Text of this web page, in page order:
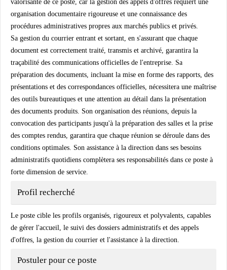
valorisante de ce poste, car la gestion des appels d'offres requiert une
organisation documentaire rigoureuse et une connaissance des
procédures administratives propres aux marchés publics et privés.
Sa gestion du courrier entrant et sortant, en s'assurant que chaque
document est correctement traité, transmis et archivé, garantira la
traçabilité des communications officielles de l'entreprise. Sa
préparation des documents, incluant la mise en forme des rapports, des
présentations et des correspondances officielles, nécessitera une maîtrise
des outils bureautiques et une attention au détail dans la présentation
des documents produits. Son organisation des réunions, depuis la
convocation des participants jusqu'à la préparation des salles et la prise
des comptes rendus, garantira que chaque réunion se déroule dans des
conditions optimales. Son assistance à la direction dans ses besoins
administratifs quotidiens complètera ses responsabilités dans ce poste à
forte dimension de service.
Profil recherché
Le poste cible les profils organisés, rigoureux et polyvalents, capables
de gérer l'accueil, le suivi des dossiers administratifs et des appels
d'offres, la gestion du courrier et l'assistance à la direction.
Postuler pour ce poste